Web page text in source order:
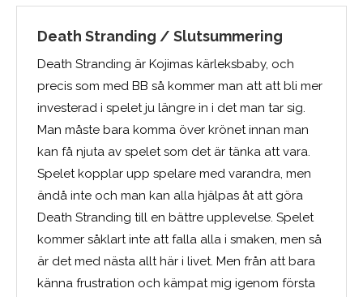
Death Stranding / Slutsummering
Death Stranding är Kojimas kärleksbaby, och
precis som med BB så kommer man att att bli mer
investerad i spelet ju längre in i det man tar sig.
Man måste bara komma över krönet innan man
kan få njuta av spelet som det är tänka att vara.
Spelet kopplar upp spelare med varandra, men
ändå inte och man kan alla hjälpas åt att göra
Death Stranding till en bättre upplevelse. Spelet
kommer såklart inte att falla alla i smaken, men så
är det med nästa allt här i livet. Men från att bara
känna frustration och kämpat mig igenom första